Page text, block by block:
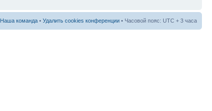
Наша команда • Удалить cookies конференции • Часовой пояс: UTC + 3 часа